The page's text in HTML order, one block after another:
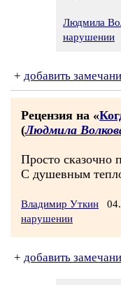
Людмила
нарушении
+ добавить
Рецензия на «
(Людмила
Просто сказочно
С душевным
Владимир Уткин
нарушении
+ добавить